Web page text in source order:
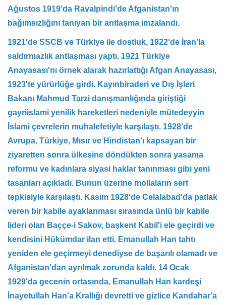
Ağustos 1919'da Ravalpindi'de Afganistan'ın
bağımsızlığını tanıyan bir antlaşma imzalandı.
1921'de SSCB ve Türkiye ile dostluk, 1922'de İran'la
saldırmazlık antlaşması yaptı. 1921 Türkiye
Anayasası'nı örnek alarak hazırlattığı Afgan Anayasası,
1923'te yürürlüğe girdi. Kayınbiraderi ve Dış İşleri
Bakanı Mahmud Tarzi danışmanlığında giriştiği
gayriislami yenilik hareketleri nedeniyle mütedeyyin
İslami çevrelerin muhalefetiyle karşılaştı. 1928'de
Avrupa, Türkiye, Mısır ve Hindistan'ı kapsayan bir
ziyaretten sonra ülkesine döndükten sonra yasama
reformu ve kadınlara siyasi haklar tanınması gibi yeni
tasarıları açıkladı. Bunun üzerine mollaların sert
tepkisiyle karşılaştı. Kasım 1928'de Celalabad'da patlak
veren bir kabile ayaklanması sırasında ünlü bir kabile
lideri olan Baççe-i Sakov, başkent Kabil'i ele geçirdi ve
kendisini Hükümdar ilan etti. Emanullah Han tahtı
yeniden ele geçirmeyi denediyse de başarılı olamadı ve
Afganistan'dan ayrılmak zorunda kaldı. 14 Ocak
1929'da gecenin ortasında, Emanullah Han kardeşi
İnayetullah Han'a Krallığı devretti ve gizlice Kandahar'a